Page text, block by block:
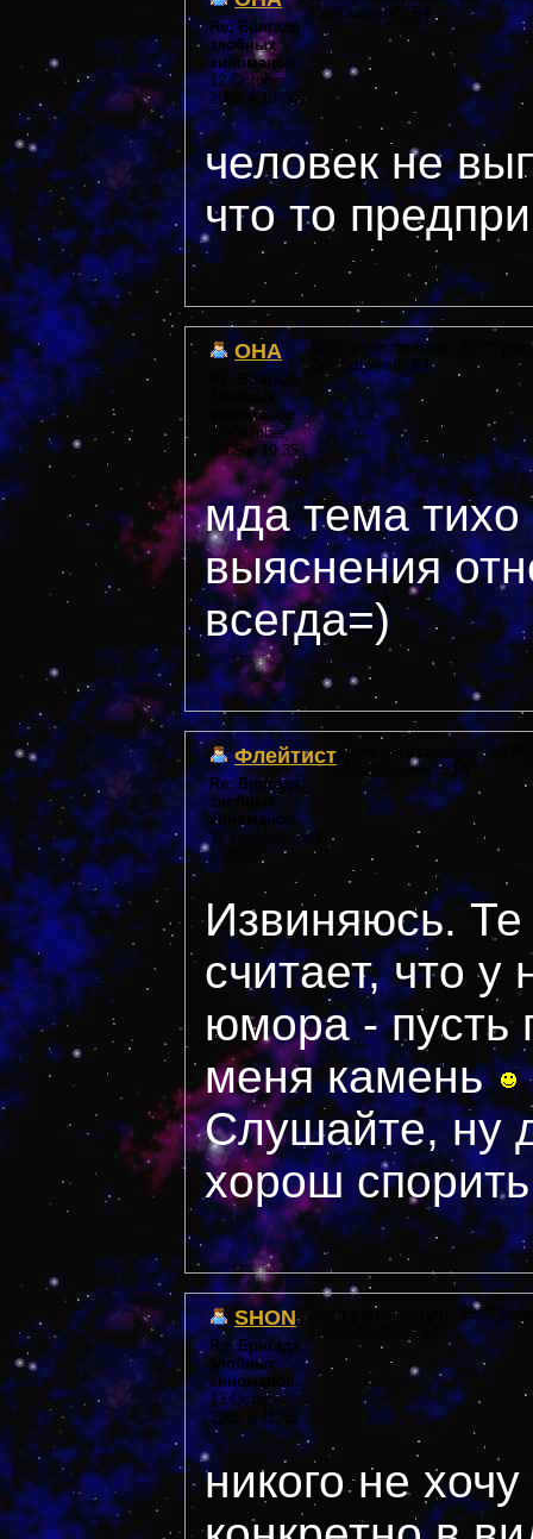
Re: Бригада
злобных
киноманов
12 October,
2005 в 19:30
Сообщений: 54
человек не
что то
OHA
Re: Бригада
злобных
киноманов
12 October,
2005 в 19:35
Дата регистрации: 35
Сообщений: 54
мда тема тихо
выяснения
всегда=)
Флейтист
Re: Бригада
злобных
киноманов
12 October, 2005
в 20:22
Дата регистрации: 36
Сообщений: 514
Извиняюсь.
считает, что у
юмора - пусть
меня камень
Слушайте, ну
хорош
SHON
Re: Бригада
злобных
киноманов
13 October,
2005 в 11:45
Дата регистрации: 39
Сообщений: 742
никого не